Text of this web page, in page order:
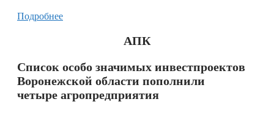
Подробнее
АПК
Список особо значимых инвестпроектов
Воронежской области пополнили
четыре агропредприятия